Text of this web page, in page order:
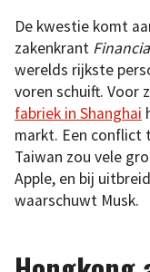
De kwestie komt
zakenkrant
werelds rijkste
voren schuift. Voor
fabriek in Shanghai
markt. Een conflict
Taiwan zou vele
Apple, en bij
waarschuwt Musk.